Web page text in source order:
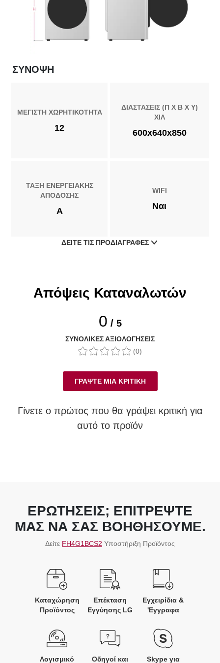
ΣΎΝΟΨΗ
ΜΕΓΙΣΤΗ ΧΩΡΗΤΙΚΟΤΗΤΑ
12
ΔΙΑΣΤΑΣΕΙΣ (Π X Β X Υ)
ΧΙΛ
600x640x850
ΤΑΞΗ ΕΝΕΡΓΕΙΑΚΗΣ
ΑΠΟΔΟΣΗΣ
A
WIFI
Ναι
ΔΕΊΤΕ ΤΙΣ ΠΡΟΔΙΑΓΡΑΦΈΣ
Απόψεις Καταναλωτών
0 / 5
ΣΥΝΟΛΙΚΈΣ ΑΞΙΟΛΟΓΉΣΕΙΣ
(0)
ΓΡΆΨΤΕ ΜΙΑ ΚΡΙΤΙΚΉ
Γίνετε ο πρώτος που θα γράψει κριτική για
αυτό το προϊόν
ΕΡΩΤΗΣΕΙΣ; ΕΠΙΤΡΕΨΤΕ
ΜΑΣ ΝΑ ΣΑΣ ΒΟΗΘΗΣΟΥΜΕ.
Δείτε FH4G1BCS2 Υποστήριξη Προϊόντος
Καταχώρηση
Προϊόντος
Επέκταση
Εγγύησης LG
Εγχειρίδια &
'Εγγραφα
Λογισμικό Οδηγοί και Skype για